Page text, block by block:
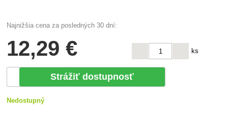
Najnižšia cena za posledných 30 dní:
12,29 € ks
Strážiť dostupnosť
Nedostupný